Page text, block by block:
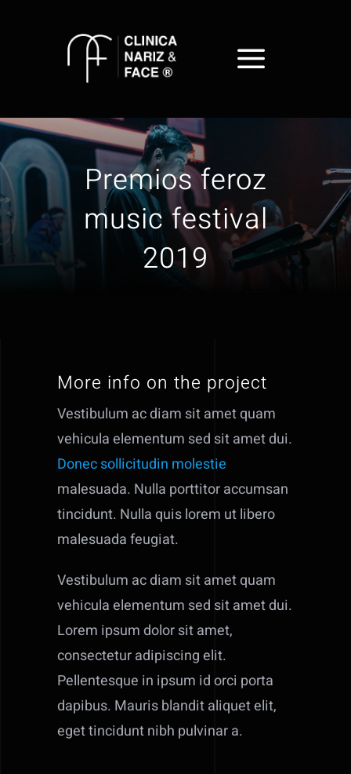
Premios feroz
music festival
2019
More info on the project
Vestibulum ac diam sit amet quam
vehicula elementum sed sit amet dui.
Donec sollicitudin molestie
malesuada. Nulla porttitor accumsan
tincidunt. Nulla quis lorem ut libero
malesuada feugiat.
Vestibulum ac diam sit amet quam
vehicula elementum sed sit amet dui.
Lorem ipsum dolor sit amet,
consectetur adipiscing elit.
Pellentesque in ipsum id orci porta
dapibus. Mauris blandit aliquet elit,
eget tincidunt nibh pulvinar a.